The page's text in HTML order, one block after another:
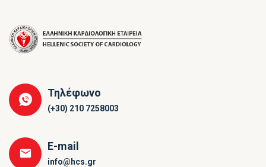
Τηλέφωνο
(+30) 210 7258003
E-mail
info@hcs.gr